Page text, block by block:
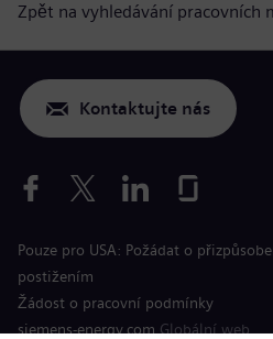
Zpět na vyhledávání pracovních
Kontaktujte nás
Pouze pro USA: Požádat o
postižením
Žádost o pracovní podmínky
siemens-energy.com Globální web